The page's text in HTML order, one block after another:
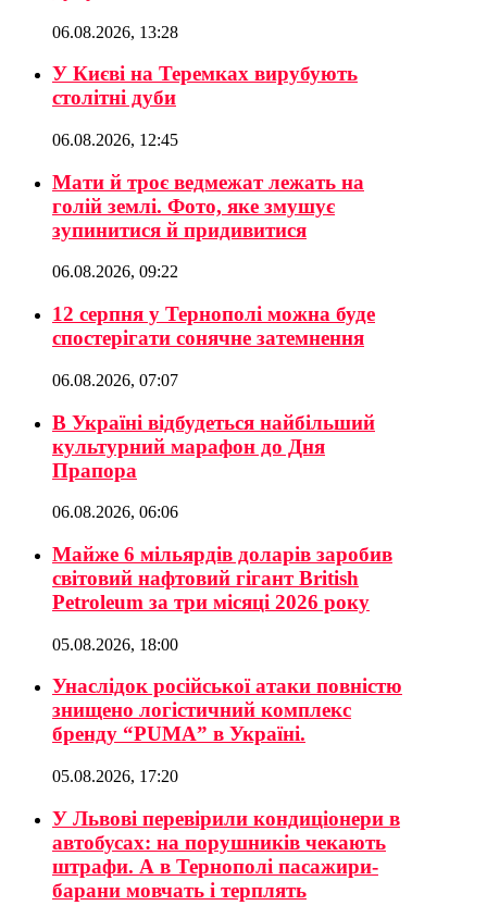
06.08.2026, 13:28
У Києві на Теремках вирубують
столітні дуби
06.08.2026, 12:45
Мати й троє ведмежат лежать на
голій землі. Фото, яке змушує
зупинитися й придивитися
06.08.2026, 09:22
12 серпня у Тернополі можна буде
спостерігати сонячне затемнення
06.08.2026, 07:07
В Україні відбудеться найбільший
культурний марафон до Дня
Прапора
06.08.2026, 06:06
Майже 6 мільярдів доларів заробив
світовий нафтовий гігант British
Petroleum за три місяці 2026 року
05.08.2026, 18:00
Унаслідок російської атаки повністю
знищено логістичний комплекс
бренду “PUMA” в Україні.
05.08.2026, 17:20
У Львові перевірили кондиціонери в
автобусах: на порушників чекають
штрафи. А в Тернополі пасажири-
барани мовчать і терплять